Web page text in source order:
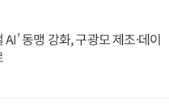
동맹 강화, 구광모 제조·데이